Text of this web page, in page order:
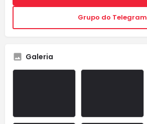
Grupo do Telegram
Galeria